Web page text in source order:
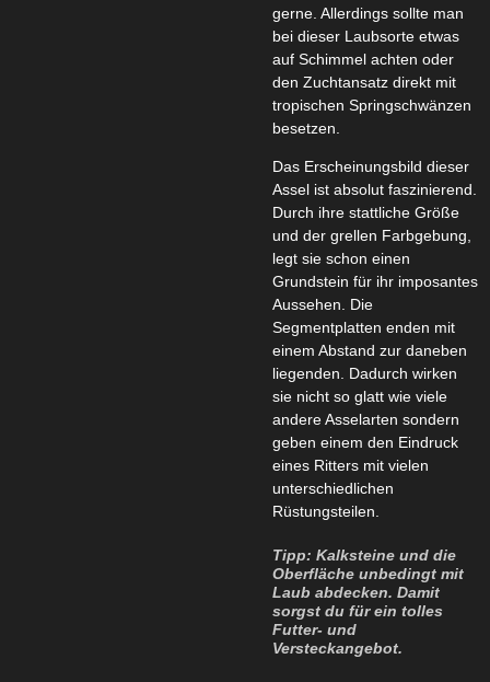
gerne. Allerdings sollte man
bei dieser Laubsorte etwas
auf Schimmel achten oder
den Zuchtansatz direkt mit
tropischen Springschwänzen
besetzen.
Das Erscheinungsbild dieser
Assel ist absolut faszinierend.
Durch ihre stattliche Größe
und der grellen Farbgebung,
legt sie schon einen
Grundstein für ihr imposantes
Aussehen. Die
Segmentplatten enden mit
einem Abstand zur daneben
liegenden. Dadurch wirken
sie nicht so glatt wie viele
andere Asselarten sondern
geben einem den Eindruck
eines Ritters mit vielen
unterschiedlichen
Rüstungsteilen.
Tipp: Kalksteine und die
Oberfläche unbedingt mit
Laub abdecken. Damit
sorgst du für ein tolles
Futter- und
Versteckangebot.